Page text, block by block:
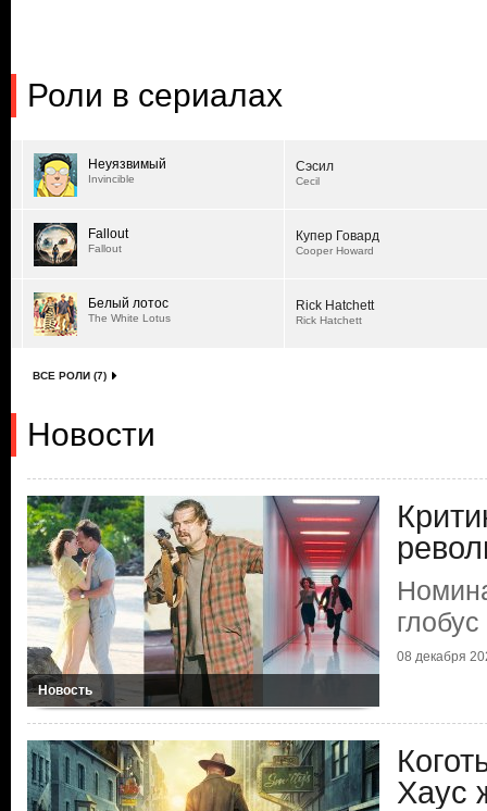
Роли в сериалах
Неуязвимый
Invincible
Сэсил
Cecil
Fallout
Fallout
Купер Говард
Cooper Howard
Белый лотос
The White Lotus
Rick Hatchett
Rick Hatchett
ВСЕ РОЛИ (7)
Новости
Новость
08 декабря
Хаус